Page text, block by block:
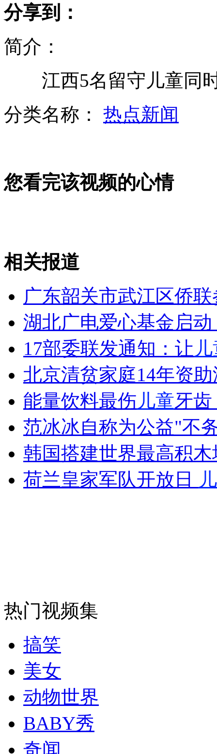
陈德容自毁形象转型演“疯娘”
女孩北京地铁殴打老人 痛下狠手拳打脚踢
无痛分娩是否安全 医生回应
外交部：反对强权政治霸凌主义
外交部：有关国家言论片面不公正
安徽一实载49人客车翻车
司机酒驾遇交警 急速倒车逃窜
分享到：
简介：
江西5名留守儿童同
分类名称： 热点新闻
您看完该视频的心情
相关报道
广东韶关市武江区侨
湖北广电爱心基金启动
17部委联发通知：让
北京清贫家庭14年资
能量饮料最伤 儿童牙
范冰冰自称为公益"不
韩国搭建世界最高积
荷兰皇家军队开放日
热门视频集
搞笑
美女
动物世界
BABY秀
奇闻